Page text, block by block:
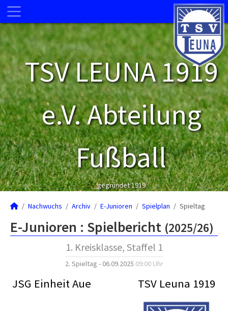
TSV LEUNA 1919
e.V. Abteilung
Fußball
gegründet 1919
Nachwuchs Archiv E-Junioren Spielplan Spieltag
E-Junioren : Spielbericht (2025/26)
1. Kreisklasse, Staffel 1
2. Spieltag - 06.09.2025 09:00 Uhr
JSG Einheit Aue TSV Leuna 1919